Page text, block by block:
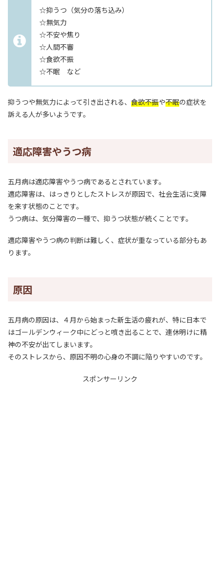
☆抑うつ（気分の落ち込み）
☆無気力
☆不安や焦り
☆人間不審
☆食欲不振
☆不眠 など
抑うつや無気力によって引き出される、 食欲不振や不眠の症状を
訴える人が多いようです。
適応障害やうつ病
五月病は適応障害やうつ病であるとされています。
適応障害は、はっきりとしたストレスが原因で、社会生活に支障
を来す状態のことです。
うつ病は、気分障害の一種で、抑うつ状態が続くことです。
適応障害やうつ病の判断は難しく、症状が重なっている部分もあ
ります。
原因
五月病の原因は、４月から始まった新生活の疲れが、特に日本で
はゴールデンウィーク中にどっと噴き出ることで、連休明けに精
神の不安が出てしまいます。
そのストレスから、原因不明の心身の不調に陥りやすいのです。
スポンサーリンク